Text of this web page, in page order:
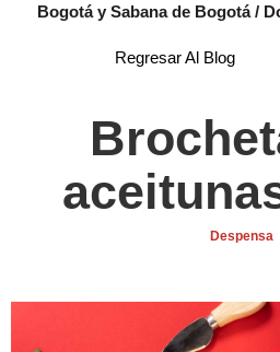
Bogotá y Sabana de Bogotá /
Regresar Al Blog
Despensa